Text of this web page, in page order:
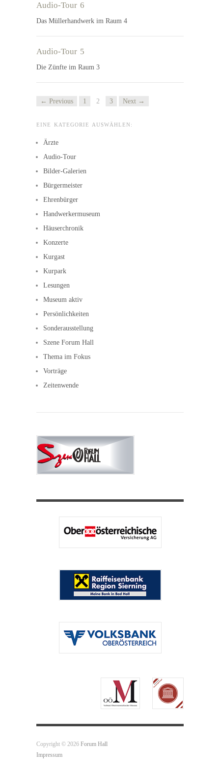
Audio-Tour 6
Das Müllerhandwerk im Raum 4
Audio-Tour 5
Die Zünfte im Raum 3
← Previous 1 2 3 Next →
EINE KATEGORIE AUSWÄHLEN:
Ärzte
Audio-Tour
Bilder-Galerien
Bürgermeister
Ehrenbürger
Handwerkermuseum
Häuserchronik
Konzerte
Kurgast
Kurpark
Lesungen
Museum aktiv
Persönlichkeiten
Sonderausstellung
Szene Forum Hall
Thema im Fokus
Vorträge
Zeitenwende
Copyright © 2026 Forum Hall
Impressum